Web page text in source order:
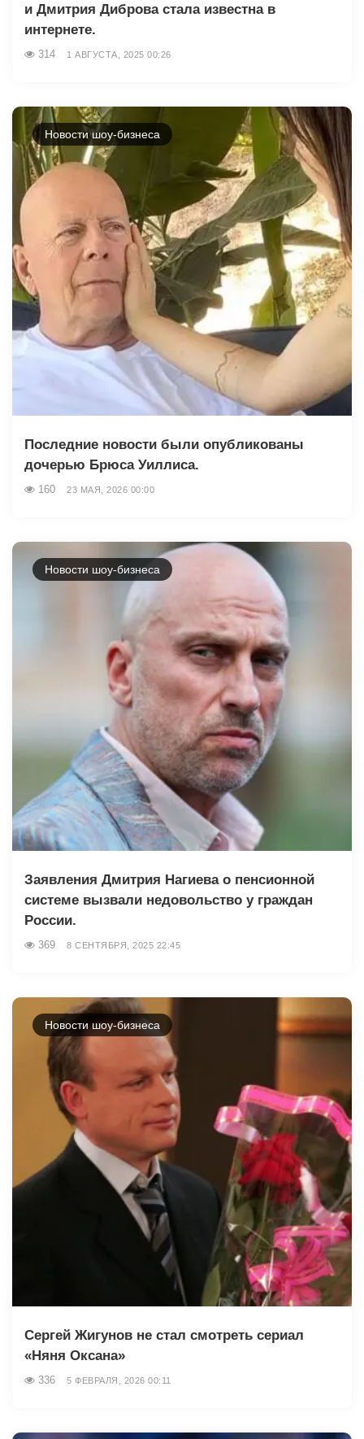
и Дмитрия Диброва стала известна в
интернете.
314 1 АВГУСТА, 2025 00:26
Новости шоу-бизнеса
Последние новости были опубликованы
дочерью Брюса Уиллиса.
160 23 МАЯ, 2026 00:00
Новости шоу-бизнеса
Заявления Дмитрия Нагиева о пенсионной
системе вызвали недовольство у граждан
России.
369 8 СЕНТЯБРЯ, 2025 22:45
Новости шоу-бизнеса
Сергей Жигунов не стал смотреть сериал
«Няня Оксана»
336 5 ФЕВРАЛЯ, 2026 00:11